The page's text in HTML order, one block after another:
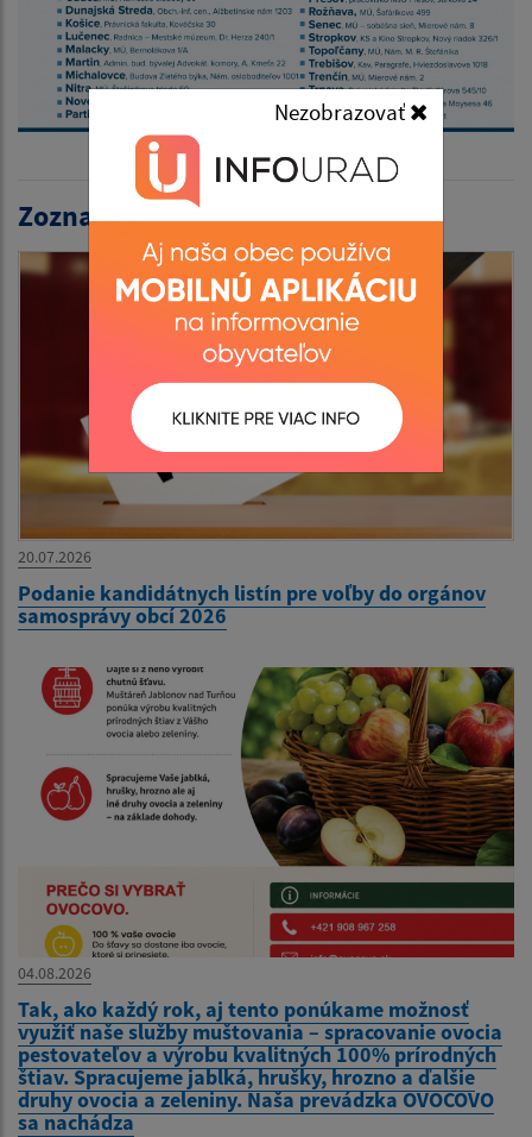
Nezobrazovať
Zoznam aktualít:
20.07.2026
Podanie kandidátnych listín pre voľby do orgánov
samosprávy obcí 2026
04.08.2026
Tak, ako každý rok, aj tento ponúkame možnosť
využiť naše služby muštovania – spracovanie ovocia
pestovateľov a výrobu kvalitných 100% prírodných
štiav. Spracujeme jablká, hrušky, hrozno a ďalšie
druhy ovocia a zeleniny. Naša prevádzka OVOCOVO
sa nachádza